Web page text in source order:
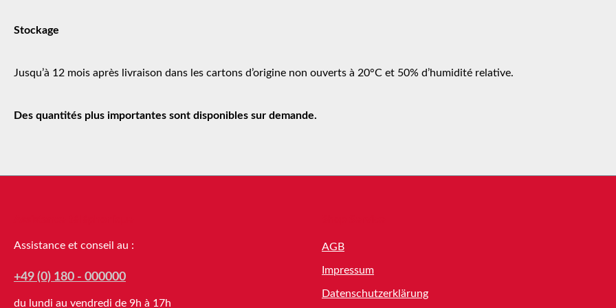
Stockage
Jusqu’à 12 mois après livraison dans les cartons d’origine non ouverts à 20°C et 50% d’humidité relative.
Des quantités plus importantes sont disponibles sur demande.
Assistance et conseil au :
+49 (0) 180 - 000000
du lundi au vendredi de 9h à 17h
AGB
Impressum
Datenschutzerklärung